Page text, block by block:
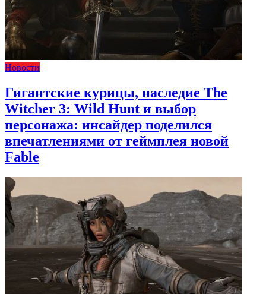
Новости
Гигантские курицы, наследие The
Witcher 3: Wild Hunt и выбор
персонажа: инсайдер поделился
впечатлениями от геймплея новой
Fable